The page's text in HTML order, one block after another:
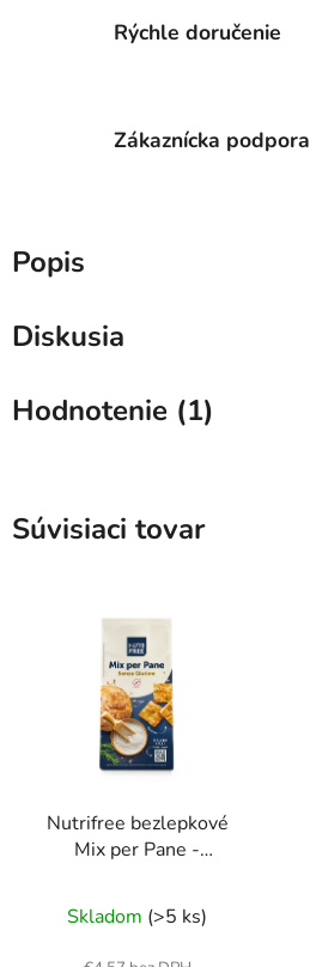
Rýchle doručenie
Zákaznícka podpora
Popis
Diskusia
Hodnotenie (1)
Súvisiaci tovar
Nutrifree bezlepkové
Mix per Pane -
chlieb
Skladom (>5 ks)